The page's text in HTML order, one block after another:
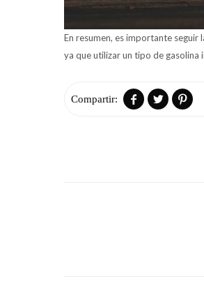
En resumen, es importante seguir
ya que utilizar un tipo de
  